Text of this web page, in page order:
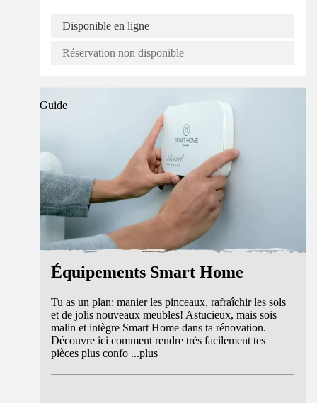
Disponible en ligne
Réservation non disponible
Guide
Équipements Smart Home
Tu as un plan: manier les pinceaux, rafraîchir les sols
et de jolis nouveaux meubles! Astucieux, mais sois
malin et intègre Smart Home dans ta rénovation.
Découvre ici comment rendre très facilement tes
pièces plus confo ...plus